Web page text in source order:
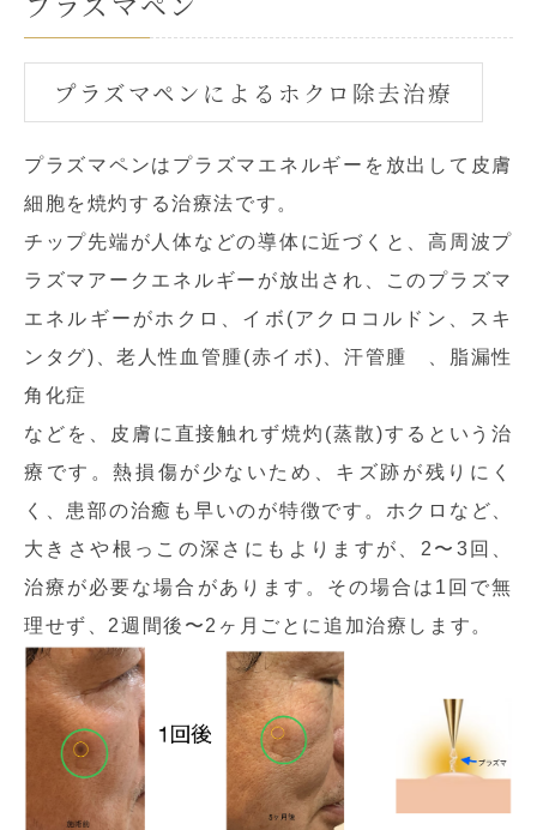
プラズマペンによるホクロ除去治療
プラズマペンはプラズマエネルギーを放出して皮膚
細胞を焼灼する治療法です。
チップ先端が人体などの導体に近づくと、高周波プ
ラズマアークエネルギーが放出され、このプラズマ
エネルギーがホクロ、イボ(アクロコルドン、スキ
ンタグ)、老人性血管腫(赤イボ)、汗管腫 、脂漏性
角化症
などを、皮膚に直接触れず焼灼(蒸散)するという治
療です。熱損傷が少ないため、キズ跡が残りにく
く、患部の治癒も早いのが特徴です。ホクロなど、
大きさや根っこの深さにもよりますが、2〜3回、
治療が必要な場合があります。その場合は1回で無
理せず、2週間後〜2ヶ月ごとに追加治療します。